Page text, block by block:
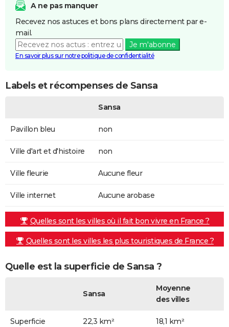
A ne pas manquer
Recevez nos astuces et bons plans directement par e-
mail.
Je m'abonne
En savoir plus sur notre politique de confidentialité
Labels et récompenses de Sansa
Sansa
Pavillon bleu non
Ville d'art et d'histoire non
Ville fleurie Aucune fleur
Ville internet Aucune arobase
Quelles sont les villes où il fait bon vivre en France ?
Quelles sont les villes les plus touristiques de France ?
Quelle est la superficie de Sansa ?
Sansa
Moyenne
des villes
Superficie
22,3 km² 18,1 km²